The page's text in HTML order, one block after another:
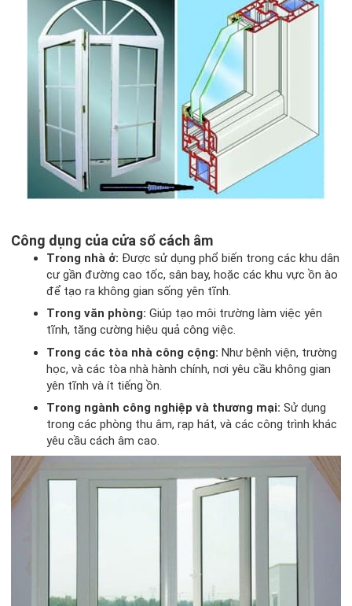
Công dụng của cửa sổ cách âm
Trong nhà ở: Được sử dụng phổ biến trong các khu dân
cư gần đường cao tốc, sân bay, hoặc các khu vực ồn ào
để tạo ra không gian sống yên tĩnh.
Trong văn phòng: Giúp tạo môi trường làm việc yên
tĩnh, tăng cường hiệu quả công việc.
Trong các tòa nhà công cộng: Như bệnh viện, trường
học, và các tòa nhà hành chính, nơi yêu cầu không gian
yên tĩnh và ít tiếng ồn.
Trong ngành công nghiệp và thương mại: Sử dụng
trong các phòng thu âm, rạp hát, và các công trình khác
yêu cầu cách âm cao.